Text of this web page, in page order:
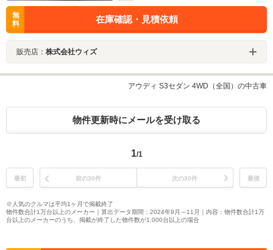
無
料
在庫確認・見積依頼
販売店： 株式会社ウィズ
アウディ S3セダン 4WD（全国）の中古車
物件更新時にメールを受け取る
1/1
最初 前の30件 次の30件 最後
※人気のクルマは平均1ヶ月で掲載終了
物件数合計1万台以上のメーカー｜算出データ期間：2024年9月～11月｜内容：物件数合計1万
台以上のメーカーのうち、掲載が終了した物件数が1,000台以上の場合